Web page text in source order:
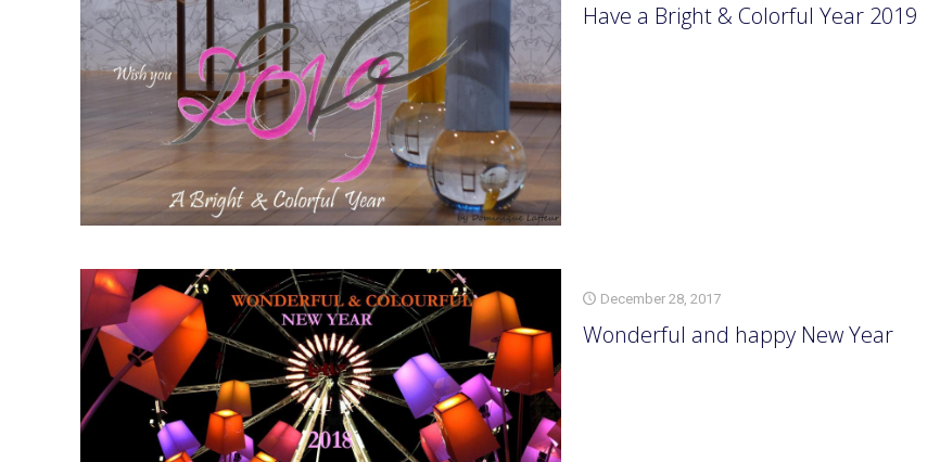
Have a Bright & Colorful Year 2019
December 28, 2017
Wonderful and happy New Year